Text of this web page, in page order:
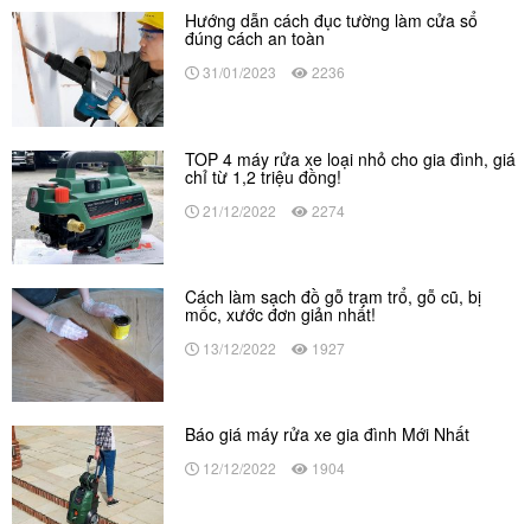
Hướng dẫn cách đục tường làm cửa sổ
đúng cách an toàn
31/01/2023 2236
TOP 4 máy rửa xe loại nhỏ cho gia đình, giá
chỉ từ 1,2 triệu đồng!
21/12/2022 2274
Cách làm sạch đồ gỗ trạm trổ, gỗ cũ, bị
mốc, xước đơn giản nhất!
13/12/2022 1927
Báo giá máy rửa xe gia đình Mới Nhất
12/12/2022 1904